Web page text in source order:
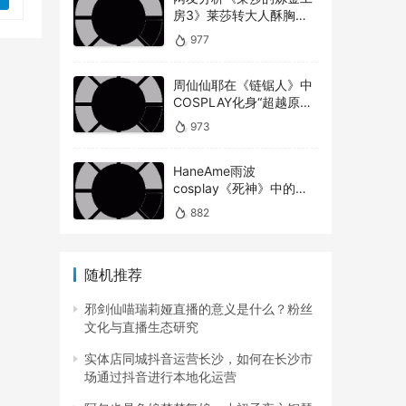
房3》莱莎转大人酥胸蜜
大腿对比以前超有感！
977
周仙仙耶在《链锯人》中
COSPLAY化身“超越原版”
的玛奇玛
973
HaneAme雨波
cosplay《死神》中的松
本乱菊
882
随机推荐
邪剑仙喵瑞莉娅直播的意义是什么？粉丝
文化与直播生态研究
实体店同城抖音运营长沙，如何在长沙市
场通过抖音进行本地化运营